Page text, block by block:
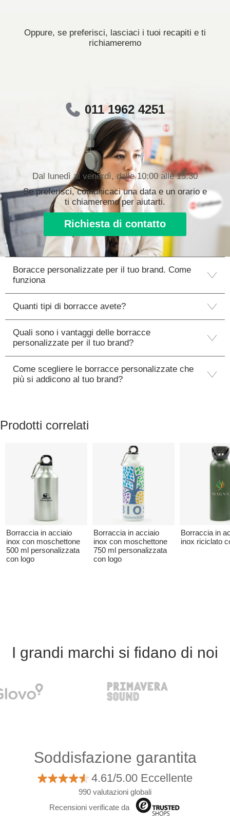
Oppure, se preferisci, lasciaci i tuoi recapiti e ti
richiameremo
011 1962 4251
Dal lunedì al venerdì, dalle 10:00 alle 13:30
Se preferisci, comunicaci una data e un orario e
ti chiameremo per aiutarti.
Richiesta di contatto
Boracce personalizzate per il tuo brand. Come
funziona
Quanti tipi di borracce avete?
Quali sono i vantaggi delle borracce
personalizzate per il tuo brand?
Come scegliere le borracce personalizzate che
più si addicono al tuo brand?
Prodotti correlati
Borraccia in acciaio
inox con moschettone
500 ml personalizzata
con logo
Borraccia in acciaio
inox con moschettone
750 ml personalizzata
con logo
Borraccia in
inox riciclato
I grandi marchi si fidano di noi
Soddisfazione garantita
4.61/5.00 Eccellente
990 valutazioni globali
Recensioni verificate da